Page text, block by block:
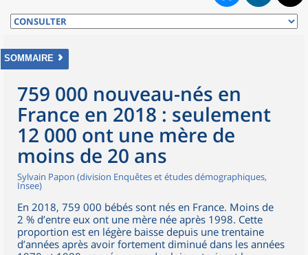
SOMMAIRE
759 000 nouveau-nés en
France en 2018 : seulement
12 000 ont une mère de
moins de 20 ans
Sylvain Papon (division Enquêtes et études démographiques,
Insee)
En 2018, 759 000 bébés sont nés en France. Moins de
2 % d’entre eux ont une mère née après 1998. Cette
proportion est en légère baisse depuis une trentaine
d’années après avoir fortement diminué dans les années